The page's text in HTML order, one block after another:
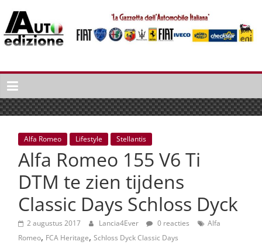
naar
inhoud
Auto
Edizione
La
Gazetta
dell'Automobile
Italiana
Italiaans
autonieuws
lifestyle
Alfa Romeo Lifestyle Stellantis
Alfa Romeo 155 V6 Ti
DTM te zien tijdens
Classic Days Schloss Dyck
2 augustus 2017 Lancia4Ever 0 reacties
Alfa
Romeo, FCA Heritage, Schloss Dyck Classic Days